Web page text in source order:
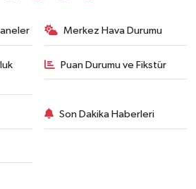
Merkez Hava Durumu
Puan Durumu ve Fikstür
Son Dakika Haberleri